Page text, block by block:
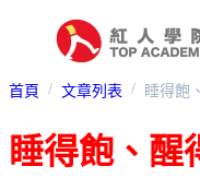
首頁 文章列表 睡得飽
睡得飽、醒